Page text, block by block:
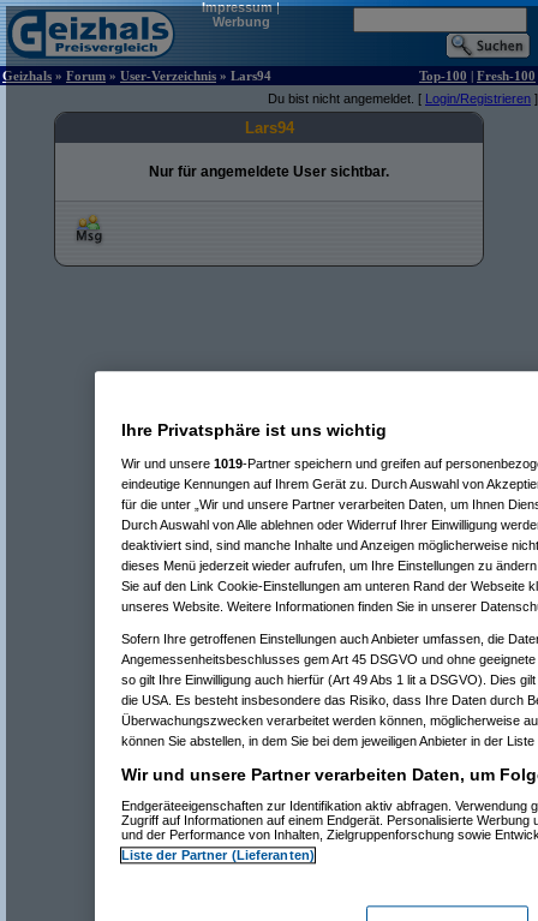
Impressum|
Werbung
Geizhals » Forum » User-Verzeichnis » Lars94 Top-100 | Fresh-100
Du bist nicht angemeldet. [ Login/Registrieren ]
Lars94
Nur für angemeldete User sichtbar.
Ihre Privatsphäre ist uns wichtig
Wir und unsere 1019-Partner speichern und greifen auf
eindeutige Kennungen auf Ihrem Gerät zu. Durch Auswahl von
für die unter „Wir und unsere Partner verarbeiten Daten, um Ihnen
Durch Auswahl von Alle ablehnen oder Widerruf Ihrer Einwilligung
deaktiviert sind, sind manche Inhalte und Anzeigen möglicherweise
dieses Menü jederzeit wieder aufrufen, um Ihre Einstellungen zu
Sie auf den Link Cookie-Einstellungen am unteren Rand der Webseite
unseres Website. Weitere Informationen finden Sie in unserer
Sofern Ihre getroffenen Einstellungen auch Anbieter umfassen, die
Angemessenheitsbeschlusses gem Art 45 DSGVO und ohne
so gilt Ihre Einwilligung auch hierfür (Art 49 Abs 1 lit a DSGVO). Dies
die USA. Es besteht insbesondere das Risiko, dass Ihre Daten durch
Überwachungszwecken verarbeitet werden können, möglicherweise
können Sie abstellen, in dem Sie bei dem jeweiligen Anbieter in der
Wir und unsere Partner verarbeiten Daten, um
Endgeräteeigenschaften zur Identifikation aktiv abfragen. Verwendung
Zugriff auf Informationen auf einem Endgerät. Personalisierte Werbung
und der Performance von Inhalten, Zielgruppenforschung sowie
Liste der Partner (Lieferanten)